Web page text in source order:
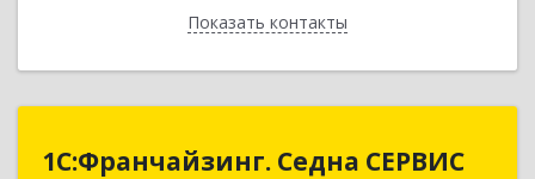
Показать контакты
Назад
1С:Франчайзинг. Седна СЕРВИС
1С:Франчайзинг. Седна СЕРВИС